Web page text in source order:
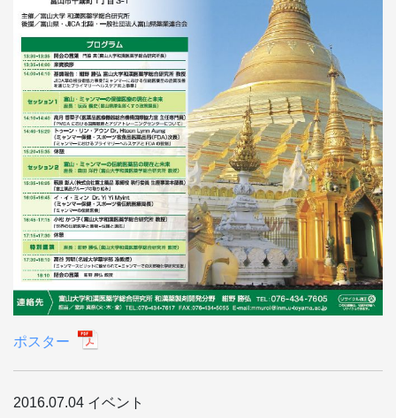
ポスター
2016.07.04 イベント